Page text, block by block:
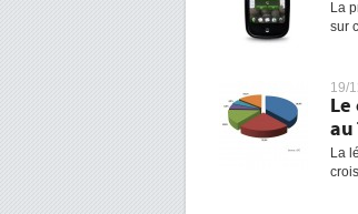
La
sur
19/
Le
au
La